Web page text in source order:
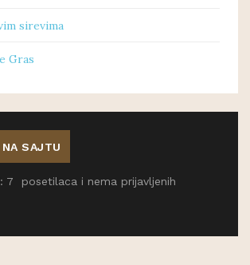
sirevima
Gras
SAJTU
7 posetilaca i nema prijavljenih